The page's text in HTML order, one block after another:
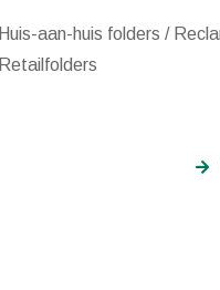
Huis-aan-huis folders /
Retailfolders